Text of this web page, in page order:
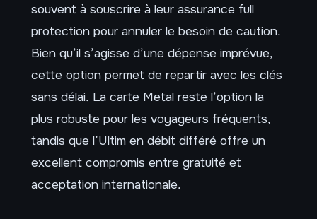
souvent à souscrire à leur assurance full
protection pour annuler le besoin de caution.
Bien qu’il s’agisse d’une dépense imprévue,
cette option permet de repartir avec les clés
sans délai. La carte Metal reste l’option la
plus robuste pour les voyageurs fréquents,
tandis que l’Ultim en débit différé offre un
excellent compromis entre gratuité et
acceptation internationale.